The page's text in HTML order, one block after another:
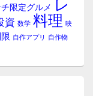
限定グルメ
資 数学 料理 映
自作アプリ 自作物